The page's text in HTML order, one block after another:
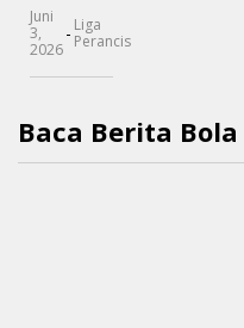
Juni
3,
2026
- Liga
Perancis
Baca Berita